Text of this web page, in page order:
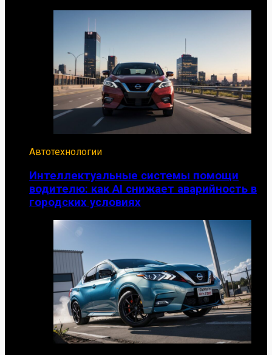
Автотехнологии
Интеллектуальные системы помощи
водителю: как AI снижает аварийность в
городских условиях